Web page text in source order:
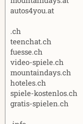
autos4you.at
.ch
teenchat.ch
fuesse.ch
video-spiele.ch
mountaindays.ch
hoteles.ch
spiele-kostenlos.ch
gratis-spielen.ch